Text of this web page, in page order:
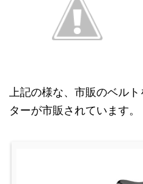
上記の様な、市販のベル
ターが市販されています。